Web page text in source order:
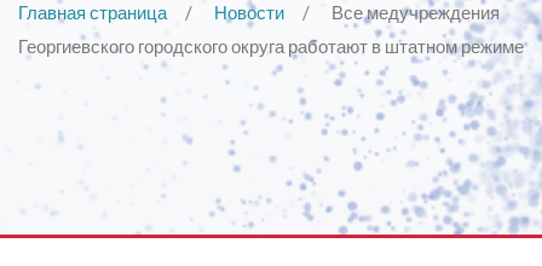
Главная страница Новости
Все медучреждения
Георгиевского городского округа работают в штатном режиме